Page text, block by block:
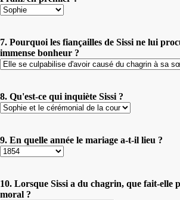
7. Pourquoi les fiançailles de Sissi ne lui
immense bonheur ?
8. Qu'est-ce qui inquiète Sissi ?
9. En quelle année le mariage a-t-il lieu ?
10. Lorsque Sissi a du chagrin, que fait-elle
moral ?